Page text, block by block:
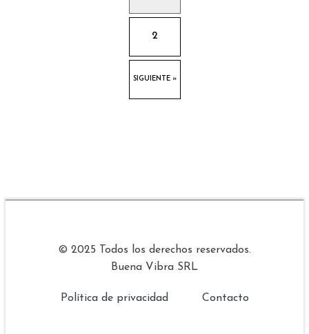
2
SIGUIENTE »
© 2025 Todos los derechos reservados.
Buena Vibra SRL
Política de privacidad Contacto